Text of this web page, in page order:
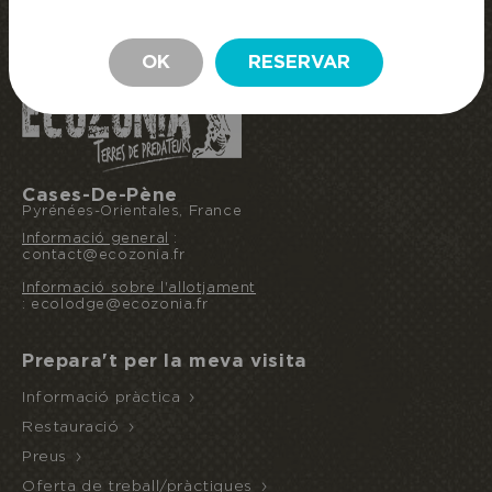
Cases-De-Pène
Pyrénées-Orientales, France
Informació general
:
contact@ecozonia.fr
Informació sobre l'allotjament
: ecolodge@ecozonia.fr
Prepara't per la meva visita
Informació pràctica
Restauració
Preus
Oferta de treball/pràctiques
ESTADA
OK RESERVAR